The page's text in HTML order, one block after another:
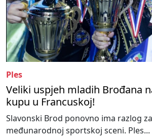
Ples
Veliki uspjeh mladih Brođana
kupu u Francuskoj!
Slavonski Brod ponovno ima razlog
međunarodnoj sportskoj sceni. Ples...